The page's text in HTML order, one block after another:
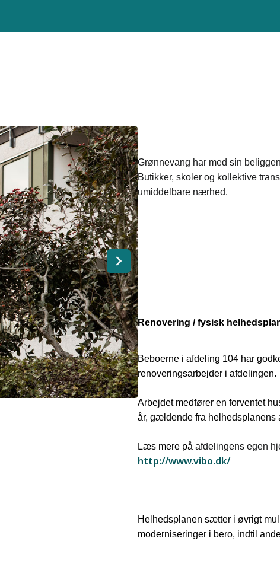
Grønnevang har med sin
Butikker, skoler og kollektive
umiddelbare nærhed.
Renovering / fysisk
Beboerne i afdeling 104 har
renoveringsarbejder i afdelingen.
Arbejdet medfører en forventet
år, gældende fra helhedsplanens
Læs mere på afdelingens egen
http://www.vibo.dk/
Helhedsplanen sætter i øvrigt
moderniseringer i bero, indtil